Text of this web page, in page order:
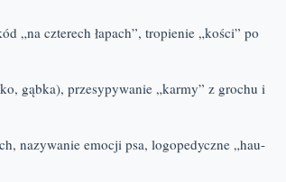
„na czterech łapach”, tropienie „kości” po
gąbka), przesypywanie „karmy” z grochu i
nazywanie emocji psa, logopedyczne „hau-